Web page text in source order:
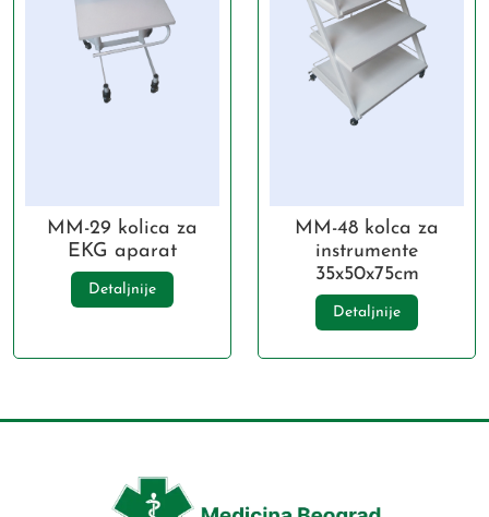
MM-29 kolica za
EKG aparat
Detaljnije
MM-48 kolca za
instrumente
35x50x75cm
Detaljnije